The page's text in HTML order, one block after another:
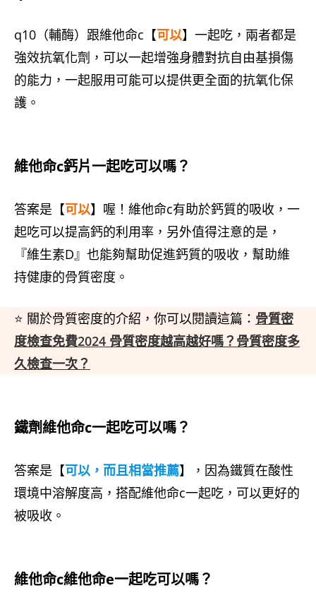
q10（輔酶）跟維他命c【可以】一起吃，兩者都是
強效抗氧化劑，可以一起增強身體對抗自由基損傷
的能力，一起服用可能可以提供更全面的抗氧化保
護。
維他命c鈣片一起吃可以嗎？
答案是【可以】喔！維他命c有助於鈣質的吸收，一
起吃可以提高鈣的利用率，另外值得注意的是，
『維生素D』也能夠幫助促進鈣質的吸收，幫助維
持健康的骨質密度。
⭐ 關於骨質密度的介紹，你可以閱讀這篇： 骨質密
度檢查免費2024 骨質密度越高越好嗎？骨質密度多
久檢查一次？
鐵劑維他命c一起吃可以嗎？
答案是【可以，而且相當推薦】，因為鐵質在酸性
環境中溶解度高，搭配維他命c一起吃，可以更好的
被吸收。
維他命c維他命e一起吃可以嗎？